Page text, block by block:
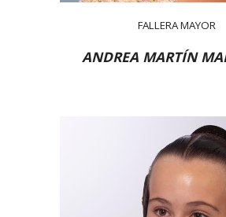
FALLERA MAYOR
ANDREA MARTÍN